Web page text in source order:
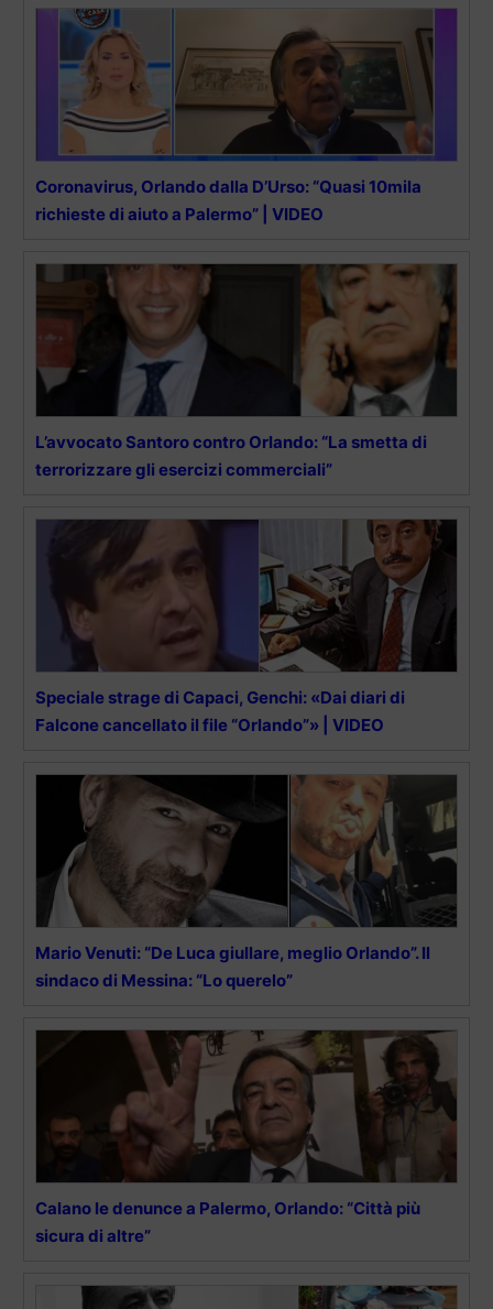
Coronavirus, Orlando dalla D’Urso: “Quasi 10mila
richieste di aiuto a Palermo” | VIDEO
L’avvocato Santoro contro Orlando: “La smetta di
terrorizzare gli esercizi commerciali”
Speciale strage di Capaci, Genchi: «Dai diari di
Falcone cancellato il file “Orlando”» | VIDEO
Mario Venuti: “De Luca giullare, meglio Orlando”. Il
sindaco di Messina: “Lo querelo”
Calano le denunce a Palermo, Orlando: “Città più
sicura di altre”